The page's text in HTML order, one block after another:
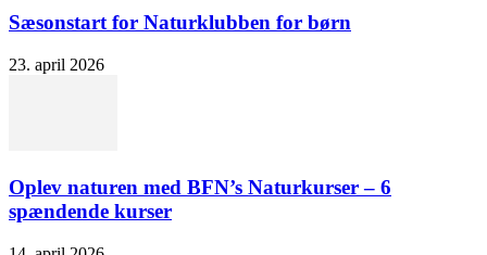
Sæsonstart for Naturklubben for børn
23. april 2026
Oplev naturen med BFN’s Naturkurser – 6
spændende kurser